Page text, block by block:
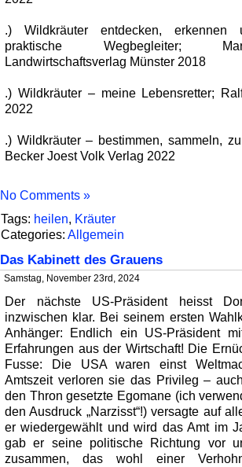
.) Wildkräuter entdecken, erkennen
praktische Wegbegleiter;
Landwirtschaftsverlag Münster 2018
.) Wildkräuter – meine Lebensretter;
2022
.) Wildkräuter – bestimmen, sammeln,
Becker Joest Volk Verlag 2022
No Comments »
Tags: heilen, Kräuter
Categories: Allgemein
Das Kabinett des Grauens
Samstag, November 23rd, 2024
Der nächste US-Präsident heisst
inzwischen klar. Bei seinem ersten
Anhänger: Endlich ein US-Präsident
Erfahrungen aus der Wirtschaft! Die
Fusse: Die USA waren einst
Amtszeit verloren sie das Privileg –
den Thron gesetzte Egomane (ich
den Ausdruck „Narzisst“!) versagte auf
er wiedergewählt und wird das Amt im
gab er seine politische Richtung vor
zusammen, das wohl einer